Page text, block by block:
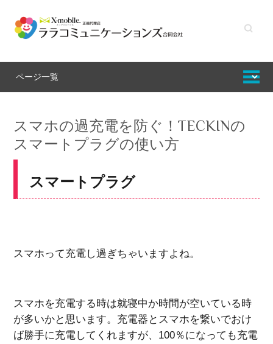
キーワ
てくだ
さい
スマホの過充電を防ぐ！TECKINの
スマートプラグの使い方
スマートプラグ
スマホって充電し過ぎちゃいますよね。
スマホを充電する時は就寝中か時間が空いている時
が多いかと思います。充電器とスマホを繋いでおけ
ば勝手に充電してくれますが、100％になっても充電